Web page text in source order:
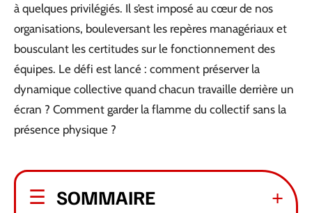
à quelques privilégiés. Il s’est imposé au cœur de nos
organisations, bouleversant les repères managériaux et
bousculant les certitudes sur le fonctionnement des
équipes. Le défi est lancé : comment préserver la
dynamique collective quand chacun travaille derrière un
écran ? Comment garder la flamme du collectif sans la
présence physique ?
SOMMAIRE